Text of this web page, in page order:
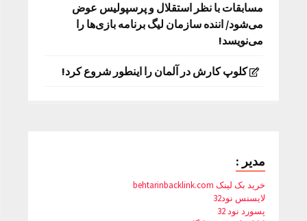
مسابقات با نظر استقلال و پرسپولیس عوض
می‌شود/ اننده سازمان لیگ برنامه بازی‌ها را
می‌نویسد!
کلوپ کارش در آلمان را اینطور شروع کرد!
مدیر :
خرید بک لینک behtarinbacklink.com
لایسنس نود32
پسورد نود 32